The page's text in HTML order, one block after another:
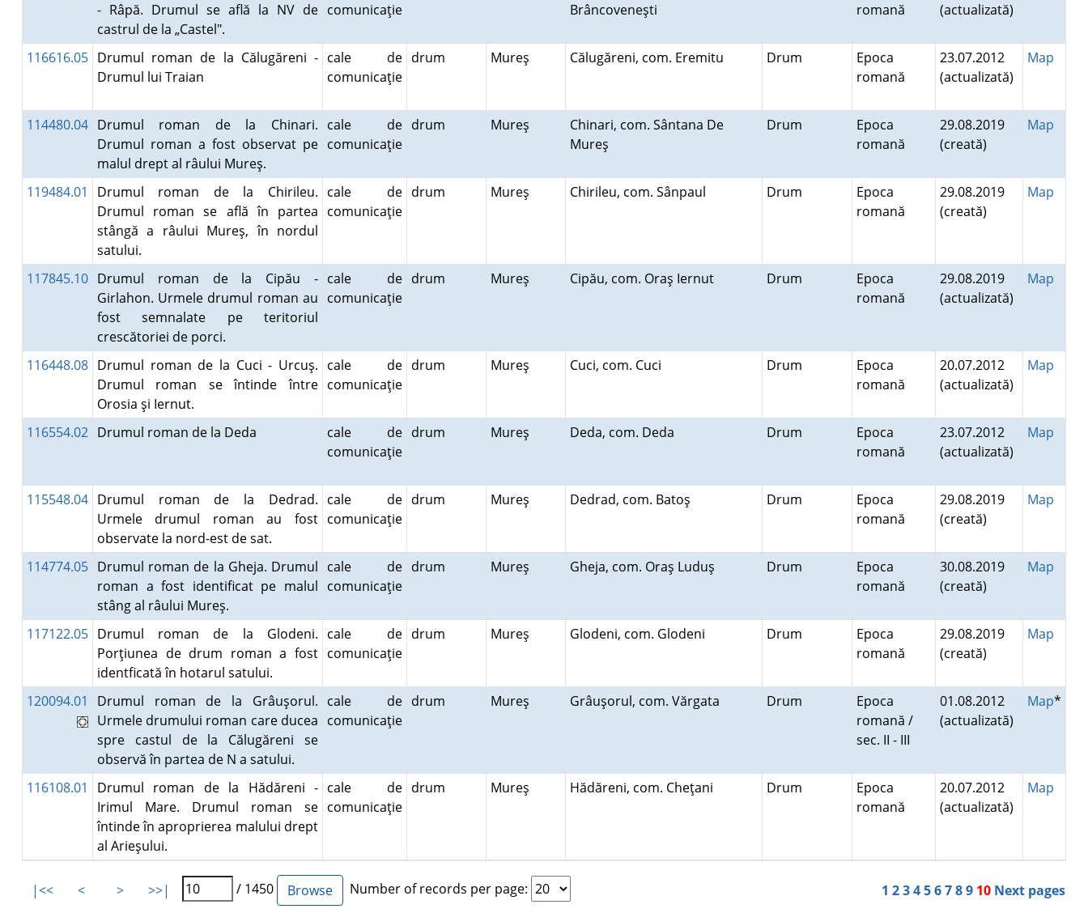
- Râpă. Drumul se află la NV de
castrul de la „Castel".
comunicaţie
Brâncoveneşti
romană
(actualizată)
116616.05 Drumul roman de la Călugăreni -
Drumul lui Traian
cale de
comunicaţie
drum Mureş Călugăreni, com. Eremitu Drum
Epoca
romană
23.07.2012
(actualizată)
Map
114480.04 Drumul roman de la Chinari.
Drumul roman a fost observat pe
malul drept al râului Mureş.
cale de
comunicaţie
drum Mureş
Chinari, com. Sântana De
Mureş
Drum
Epoca
romană
29.08.2019
(creată)
Map
119484.01
Drumul roman de la Chirileu.
Drumul roman se află în partea
stângă a râului Mureş, în nordul
satului.
cale de
comunicaţie
drum Mureş Chirileu, com. Sânpaul Drum
Epoca
romană
29.08.2019
(creată)
Map
117845.10 Drumul roman de la Cipău -
Girlahon. Urmele drumul roman au
fost semnalate pe teritoriul
crescătoriei de porci.
cale de
comunicaţie
drum Mureş Cipău, com. Oraş Iernut Drum
Epoca
romană
29.08.2019
(actualizată)
Map
116448.08 Drumul roman de la Cuci - Urcuş.
Drumul roman se întinde între
Orosia şi Iernut.
cale de
comunicaţie
drum Mureş Cuci, com. Cuci Drum
Epoca
romană
20.07.2012
(actualizată)
Map
116554.02 Drumul roman de la Deda
cale de
comunicaţie
drum Mureş Deda, com. Deda Drum
Epoca
romană
23.07.2012
(actualizată)
Map
115548.04 Drumul roman de la Dedrad.
Urmele drumul roman au fost
observate la nord-est de sat.
cale de
comunicaţie
drum Mureş Dedrad, com. Batoş Drum
Epoca
romană
29.08.2019
(creată)
Map
114774.05 Drumul roman de la Gheja. Drumul
roman a fost identificat pe malul
stâng al râului Mureş.
cale de
comunicaţie
drum Mureş Gheja, com. Oraş Luduş Drum
Epoca
romană
30.08.2019
(creată)
Map
117122.05 Drumul roman de la Glodeni.
Porţiunea de drum roman a fost
identficată în hotarul satului.
cale de
comunicaţie
drum Mureş Glodeni, com. Glodeni Drum
Epoca
romană
29.08.2019
(creată)
Map
120094.01
Drumul roman de la Grâuşorul.
Urmele drumului roman care ducea
spre castul de la Călugăreni se
observă în partea de N a satului.
cale de
comunicaţie
drum Mureş Grâuşorul, com. Vărgata Drum
Epoca
romană /
sec. II - III
01.08.2012
(actualizată)
Map*
116108.01
Drumul roman de la Hădăreni -
Irimul Mare. Drumul roman se
întinde în aproprierea malului drept
al Arieşului.
cale de
comunicaţie
drum Mureş Hădăreni, com. Cheţani Drum
Epoca
romană
20.07.2012
(actualizată)
Map
|<< < > >>| / 1450 Number of records per page: 1 23456789 10 Next pages